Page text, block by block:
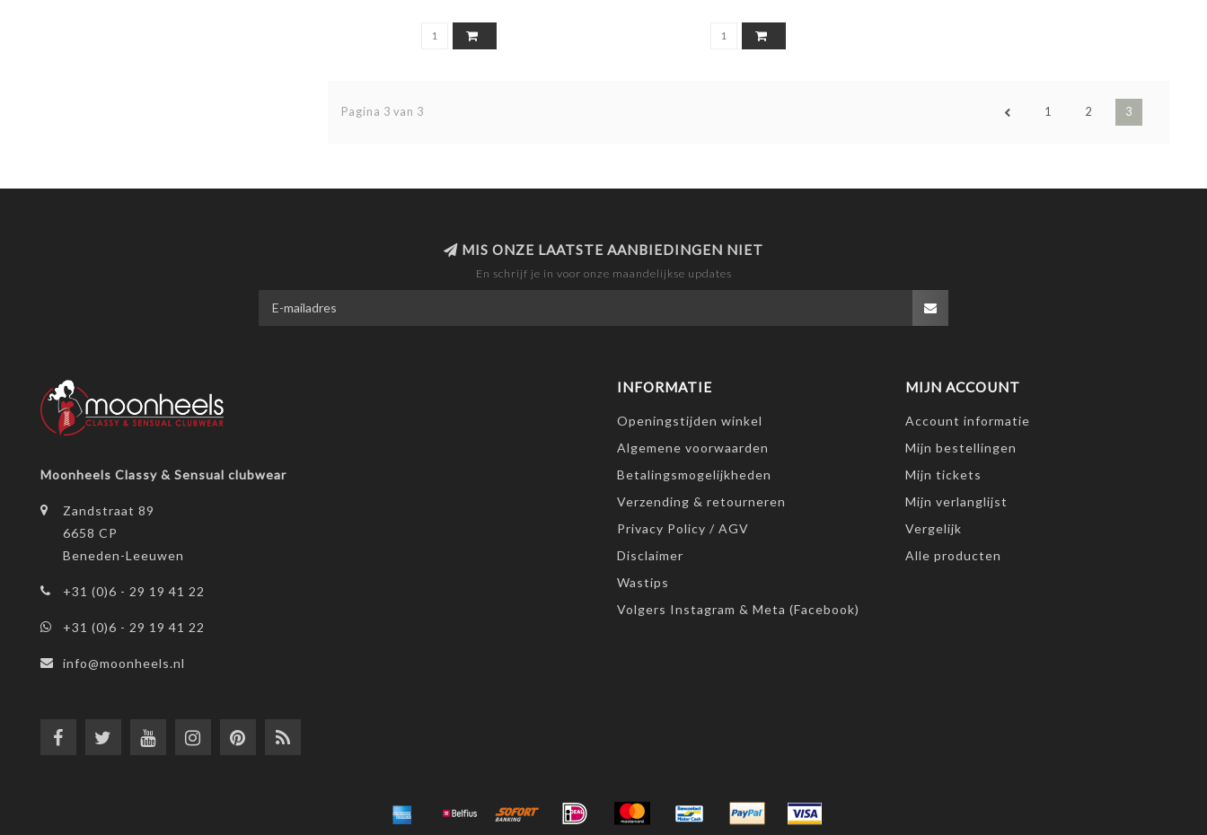
Pagina 3 van 3 1 2 3
MIS ONZE LAATSTE AANBIEDINGEN NIET
En schrijf je in voor onze maandelijkse updates
Moonheels Classy & Sensual clubwear
Zandstraat 89
6658 CP
Beneden-Leeuwen
+31 (0)6 - 29 19 41 22
+31 (0)6 - 29 19 41 22
info@moonheels.nl
INFORMATIE
Openingstijden winkel
Algemene voorwaarden
Betalingsmogelijkheden
Verzending & retourneren
Privacy Policy / AGV
Disclaimer
Wastips
Volgers Instagram & Meta (Facebook)
MIJN ACCOUNT
Account informatie
Mijn bestellingen
Mijn tickets
Mijn verlanglijst
Vergelijk
Alle producten